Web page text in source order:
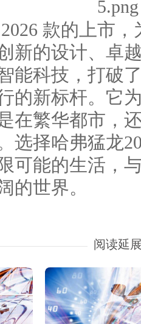
款的上市，
新的设计、卓
能科技，打破
的新标杆。它
在繁华都市，
选择哈弗猛龙
可能的生活，
的世界。
阅读延